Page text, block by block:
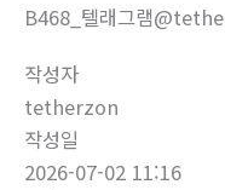
B468_텔래그램
작성자
tetherzon
작성일
2026-07-02 11:16